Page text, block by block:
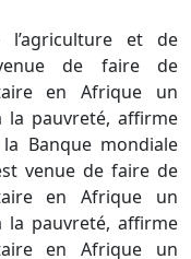
et de
venue de faire de
en Afrique un
pauvreté, affirme
Banque mondiale
venue de faire de
en Afrique un
pauvreté, affirme
en Afrique un